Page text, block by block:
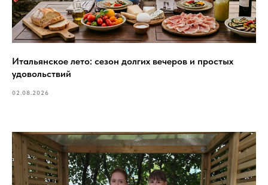
Итальянское лето: сезон долгих вечеров и простых
удовольствий
02.08.2026